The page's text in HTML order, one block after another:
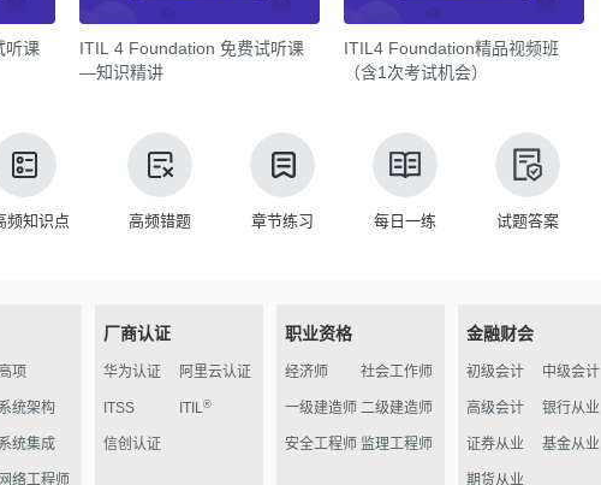
听课
ITIL 4 Foundation 免费试听课
—知识精讲
ITIL4 Foundation精品视频班
（含1次考试机会）
频知识点 高频错题 章节练习 每日一练 试题答案
高项
系统架构
系统集成
网络工程师
厂商认证
华为认证 阿里云认证
ITSS ITIL®
信创认证
职业资格
经济师 社会工作师
一级建造师 二级建造师
安全工程师 监理工程师
金融财会
初级会计 中级会计
高级会计 银行从业
证券从业 基金从业
期货从业